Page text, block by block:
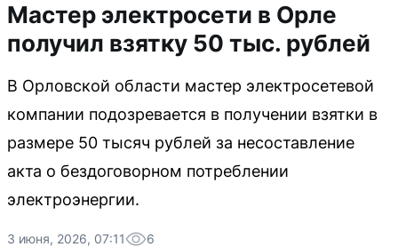
Мастер электросети в Орле
получил взятку 50 тыс. рублей
В Орловской области мастер электросетевой
компании подозревается в получении взятки в
размере 50 тысяч рублей за несоставление
акта о бездоговорном потреблении
электроэнергии.
3 июня, 2026, 07:11 6